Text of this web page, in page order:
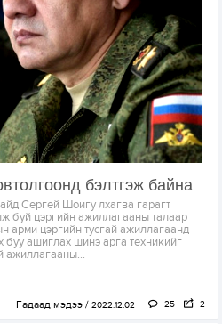
бэлтгэж байна
Сергей Шоигу лхагва гарагт
буй цэргийн ажиллагааны талаар
арми цэргийн тусгай ажиллагаанд
буу ашиглах шинэ арга техникийг
ажиллагааны...
Гадаад мэдээ 2022.12.02 25 2